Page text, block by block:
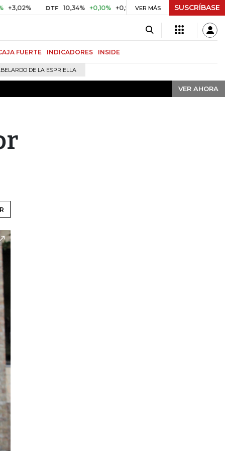
DTF 10,34% +0,10% +0,98% UVR $ 416,91 +$ 0,05 +0,01%
VER MÁS SUSCRÍBASE
FUERTE INDICADORES INSIDE
DE LA ESPRIELLA
VER AHORA
VER AHORA